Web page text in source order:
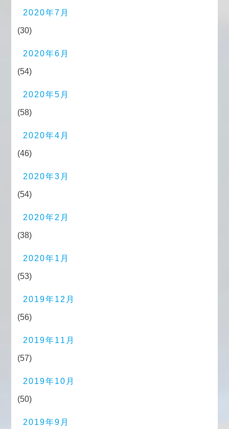
2020年7月
(30)
2020年6月
(54)
2020年5月
(58)
2020年4月
(46)
2020年3月
(54)
2020年2月
(38)
2020年1月
(53)
2019年12月
(56)
2019年11月
(57)
2019年10月
(50)
2019年9月